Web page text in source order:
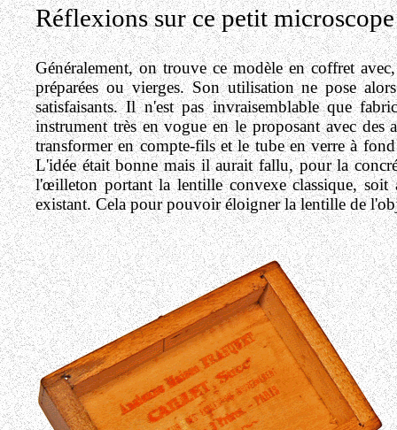
Réflexions sur ce petit
Généralement, on trouve ce modèle en coffret
préparées ou vierges. Son utilisation ne pose
satisfaisants. Il n'est pas invraisemblable que
instrument très en vogue en le proposant avec des
transformer en compte-fils et le tube en verre à
L'idée était bonne mais il aurait fallu, pour la
l'œilleton portant la lentille convexe classique,
existant. Cela pour pouvoir éloigner la lentille de